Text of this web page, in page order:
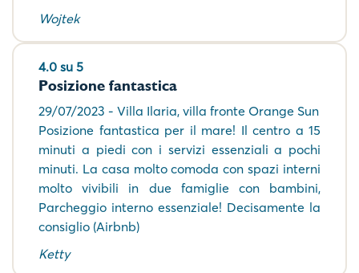
Wojtek
4.0 su 5
Posizione fantastica
29/07/2023 - Villa Ilaria, villa fronte Orange Sun
Posizione fantastica per il mare! Il centro a 15
minuti a piedi con i servizi essenziali a pochi
minuti. La casa molto comoda con spazi interni
molto vivibili in due famiglie con bambini,
Parcheggio interno essenziale! Decisamente la
consiglio (Airbnb)
Ketty